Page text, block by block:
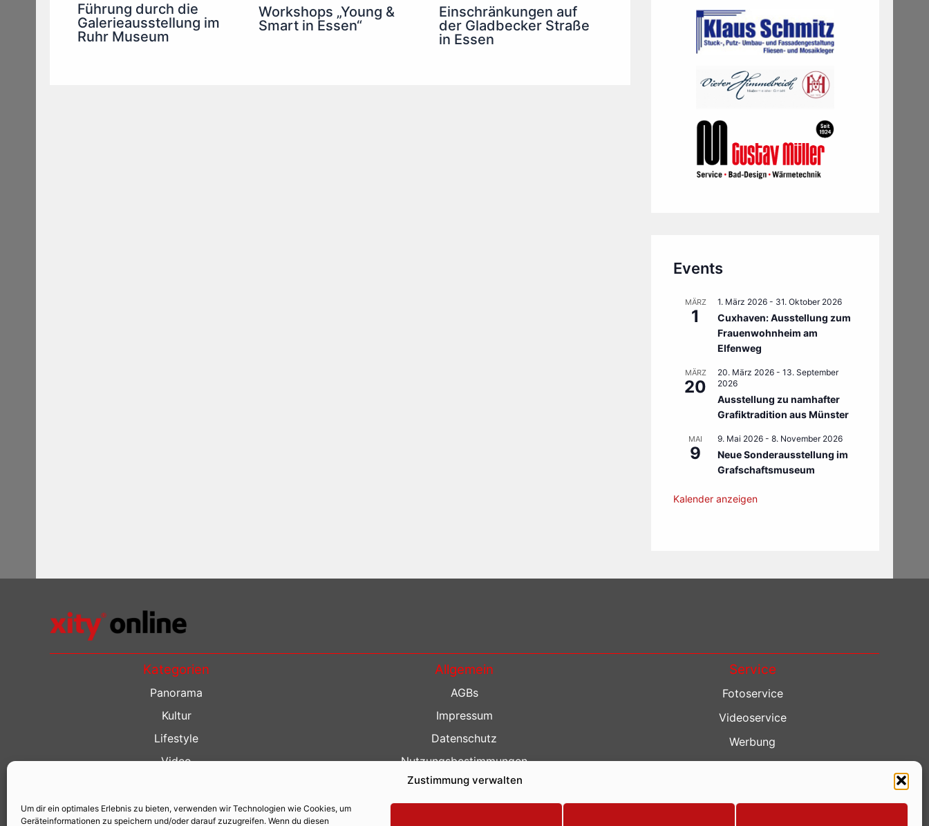
Zustimmung verwalten
Um dir ein optimales Erlebnis zu bieten, verwenden wir Technologien wie Cookies, um
Geräteinformationen zu speichern und/oder darauf zuzugreifen. Wenn du diesen
Führung durch die
Galerieausstellung im
Ruhr Museum
Workshops „Young &
Smart in Essen“
Einschränkungen auf
der Gladbecker Straße
in Essen
Events
MÄRZ
1
1. März 2026 - 31. Oktober 2026
Cuxhaven: Ausstellung zum
Frauenwohnheim am
Elfenweg
MÄRZ
20
20. März 2026 - 13. September
2026
Ausstellung zu namhafter
Grafiktradition aus Münster
MAI
9
9. Mai 2026 - 8. November 2026
Neue Sonderausstellung im
Grafschaftsmuseum
Kalender anzeigen
Kategorien
Panorama
Kultur
Lifestyle
Video
Kino Guide
Allgemein
AGBs
Impressum
Datenschutz
Nutzungsbestimmungen
Kontakt
Barrierefreiheit
Service
Fotoservice
Videoservice
Werbung